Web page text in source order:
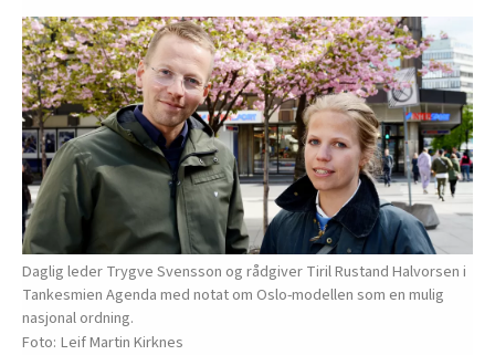
Daglig leder Trygve Svensson og rådgiver Tiril Rustand Halvorsen i
Tankesmien Agenda med notat om Oslo-modellen som en mulig
nasjonal ordning.
Leif Martin Kirknes